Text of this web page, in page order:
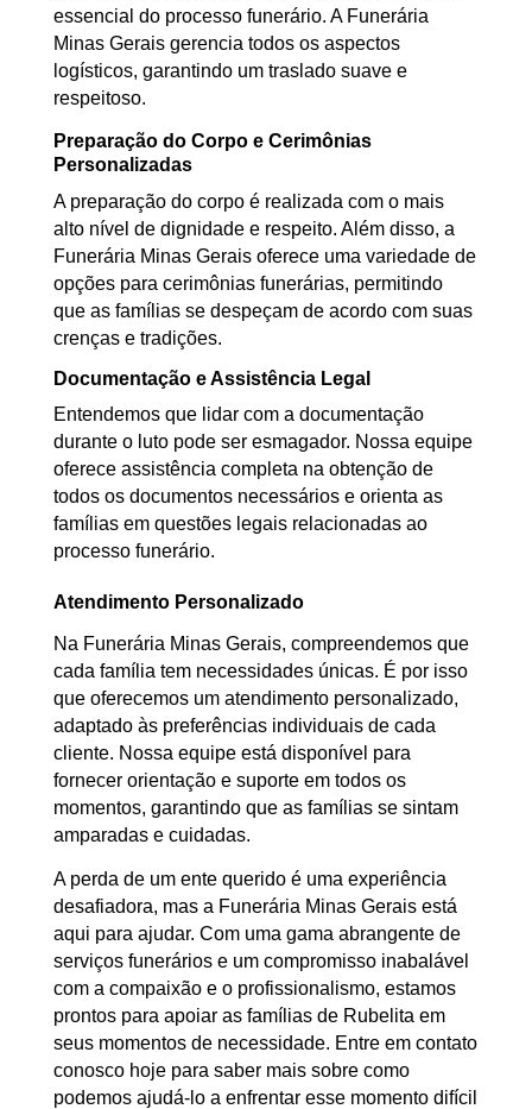
essencial do processo funerário. A Funerária
Minas Gerais gerencia todos os aspectos
logísticos, garantindo um traslado suave e
respeitoso.
Preparação do Corpo e Cerimônias
Personalizadas
A preparação do corpo é realizada com o mais
alto nível de dignidade e respeito. Além disso, a
Funerária Minas Gerais oferece uma variedade de
opções para cerimônias funerárias, permitindo
que as famílias se despeçam de acordo com suas
crenças e tradições.
Documentação e Assistência Legal
Entendemos que lidar com a documentação
durante o luto pode ser esmagador. Nossa equipe
oferece assistência completa na obtenção de
todos os documentos necessários e orienta as
famílias em questões legais relacionadas ao
processo funerário.
Atendimento Personalizado
Na Funerária Minas Gerais, compreendemos que
cada família tem necessidades únicas. É por isso
que oferecemos um atendimento personalizado,
adaptado às preferências individuais de cada
cliente. Nossa equipe está disponível para
fornecer orientação e suporte em todos os
momentos, garantindo que as famílias se sintam
amparadas e cuidadas.
A perda de um ente querido é uma experiência
desafiadora, mas a Funerária Minas Gerais está
aqui para ajudar. Com uma gama abrangente de
serviços funerários e um compromisso inabalável
com a compaixão e o profissionalismo, estamos
prontos para apoiar as famílias de Rubelita em
seus momentos de necessidade. Entre em contato
conosco hoje para saber mais sobre como
podemos ajudá-lo a enfrentar esse momento difícil